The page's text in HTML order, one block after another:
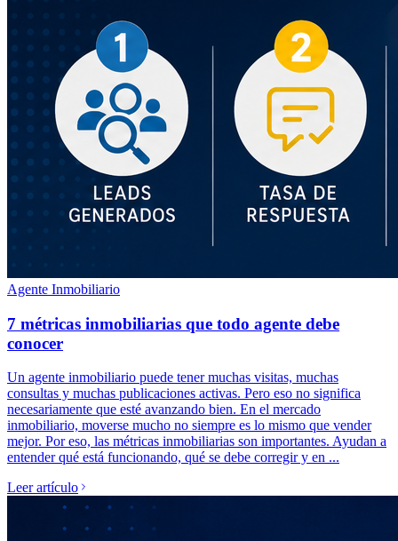
Agente Inmobiliario
7 métricas inmobiliarias que todo agente debe
conocer
Un agente inmobiliario puede tener muchas visitas, muchas
consultas y muchas publicaciones activas. Pero eso no significa
necesariamente que esté avanzando bien. En el mercado
inmobiliario, moverse mucho no siempre es lo mismo que vender
mejor. Por eso, las métricas inmobiliarias son importantes. Ayudan a
entender qué está funcionando, qué se debe corregir y en ...
Leer artículo